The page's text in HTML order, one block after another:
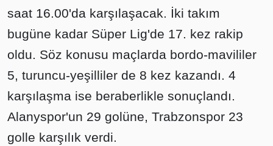
saat 16.00'da karşılaşacak. İki takım
bugüne kadar Süper Lig'de 17. kez rakip
oldu. Söz konusu maçlarda bordo-mavililer
5, turuncu-yeşilliler de 8 kez kazandı. 4
karşılaşma ise beraberlikle sonuçlandı.
Alanyspor'un 29 golüne, Trabzonspor 23
golle karşılık verdi.